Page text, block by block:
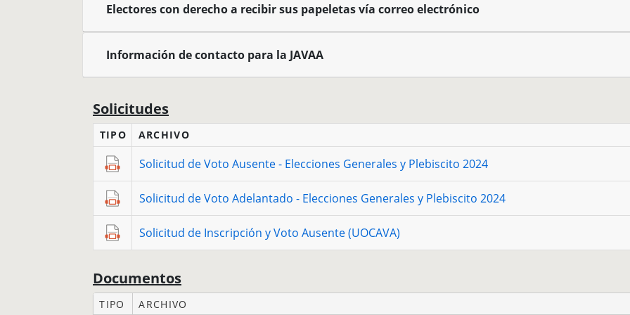
Electores con derecho a recibir sus papeletas vía correo electrónico
Información de contacto para la JAVAA
Solicitudes
TIPO ARCHIVO
Solicitud de Voto Ausente - Elecciones Generales y Plebiscito 2024
Solicitud de Voto Adelantado - Elecciones Generales y Plebiscito 2024
Solicitud de Inscripción y Voto Ausente (UOCAVA)
Documentos
TIPO ARCHIVO